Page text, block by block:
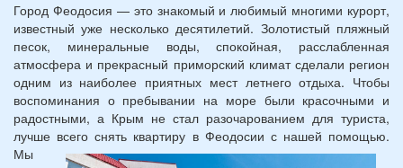
Город Феодосия — это знакомый и любимый многими курорт,
известный уже несколько десятилетий. Золотистый пляжный
песок, минеральные воды, спокойная, расслабленная
атмосфера и прекрасный приморский климат сделали регион
одним из наиболее приятных мест летнего отдыха. Чтобы
воспоминания о пребывании на море были красочными и
радостными, а Крым не стал разочарованием для туриста,
лучше всего снять квартиру в Феодосии с нашей помощью.
Мы